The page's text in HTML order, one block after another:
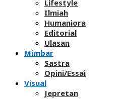
Lifestyle
Ilmiah
Humaniora
Editorial
Ulasan
Mimbar
Sastra
Opini/Essai
Visual
Jepretan